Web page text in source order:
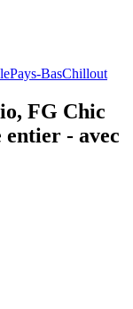
Pays-BasChillout
FG Chic
entier - avec